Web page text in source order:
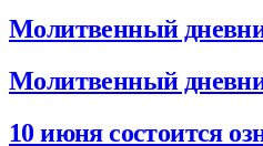
Молитвенный
Молитвенный
10 июня состоится